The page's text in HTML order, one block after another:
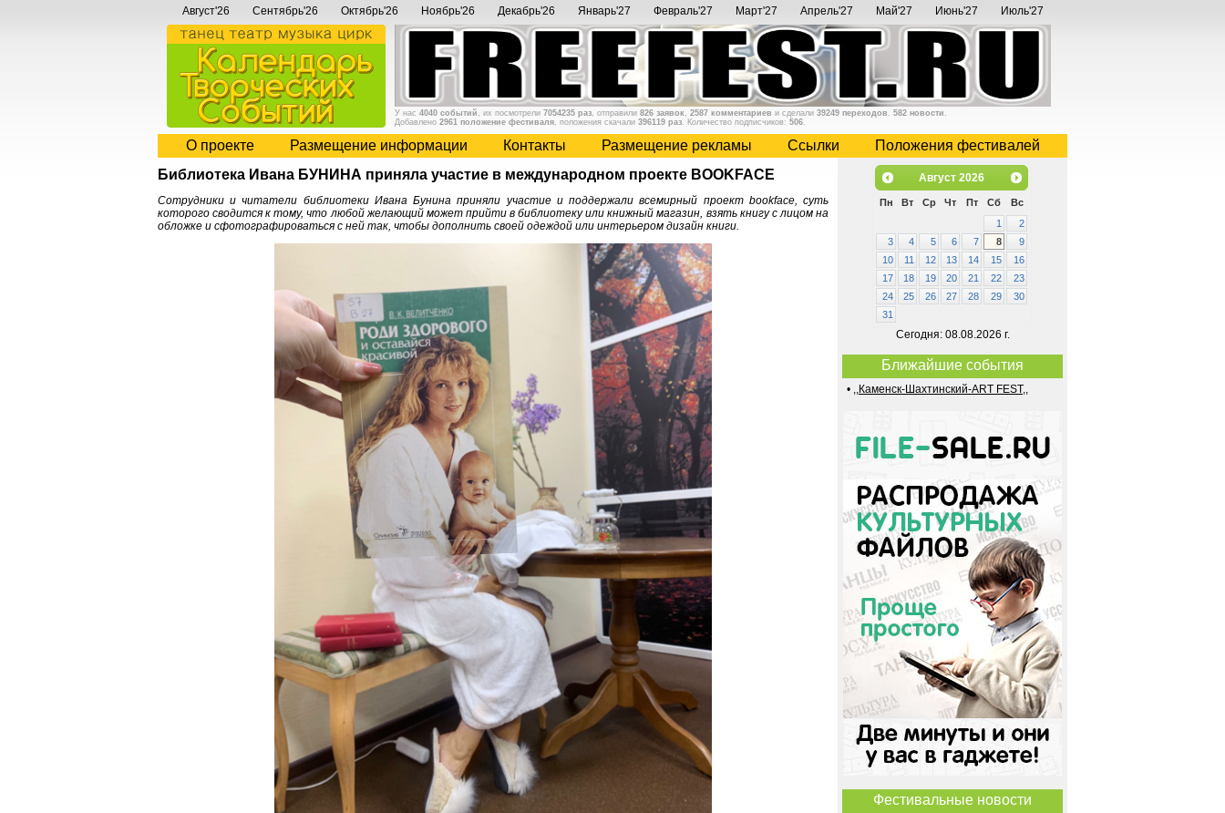
Август'26 Сентябрь'26 Октябрь'26 Ноябрь'26 Декабрь'26 Январь'27 Февраль'27 Март'27 Апрель'27 Май'27 Июнь'27 Июль'27
У нас 4040 событий , их посмотрели 7054235 раз, отправили 826 заявок, 2587 комментариев и сделали 39249 переходов . 582 новости .
Добавлено 2961 положение фестиваля, положения скачали 396119 раз. Количество подписчиков: 506.
О проекте Размещение информации Контакты Размещение рекламы Cсылки
Положения фестивалей
Библиотека Ивана БУНИНА приняла участие в международном проекте BOOKFACE
Сотрудники и читатели библиотеки Ивана Бунина приняли участие и поддержали всемирный проект bookface, суть
которого сводится к тому, что любой желающий может прийти в библиотеку или книжный магазин, взять книгу с лицом на
обложке и сфотографироваться с ней так, чтобы дополнить своей одеждой или интерьером дизайн книги.
Август 2026
Пн Вт Ср Чт Пт Сб
Вс
1
2
3
4 5 6 7 8
9
10
11 12 13 14 15
16
17
18 19 20 21 22
23
24
25 26 27 28 29
30
31
Сегодня: 08.08.2026 г.
Ближайшие события
• ,,Каменск-Шахтинский-ART FEST,,
Фестивальные новости